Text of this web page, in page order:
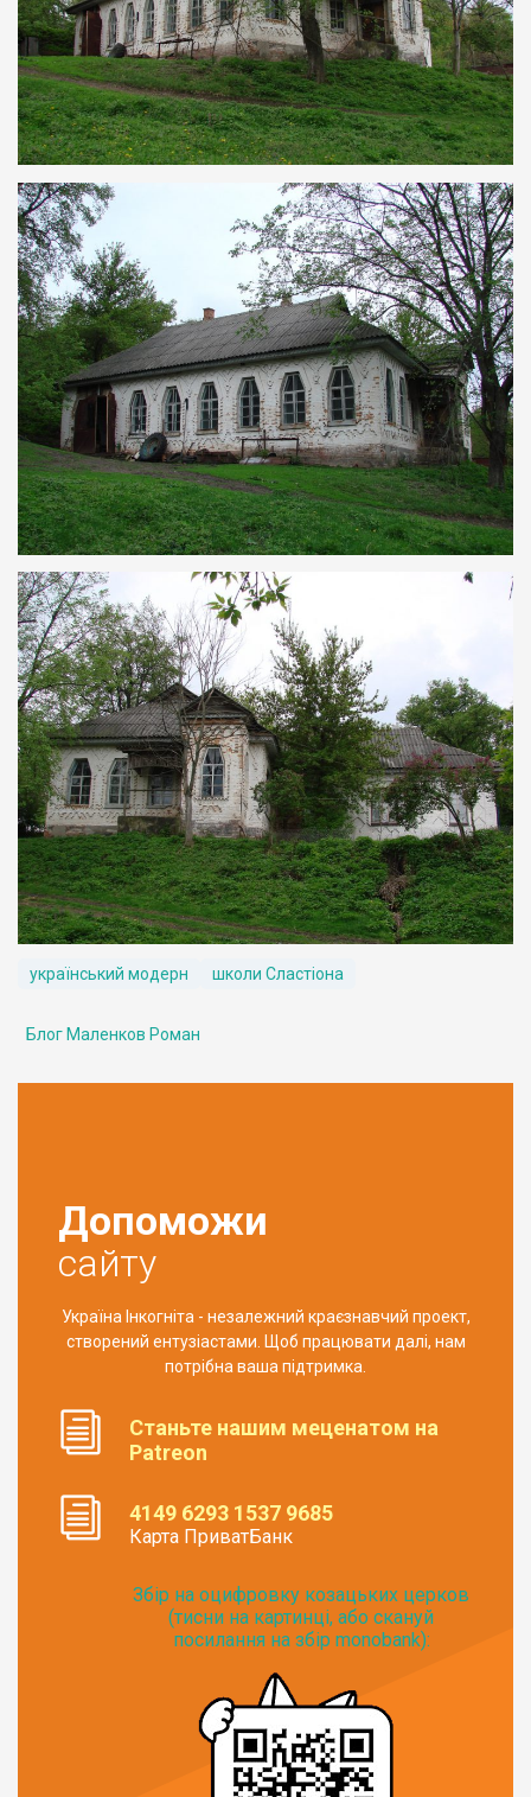
український модерн школи Сластіона
Блог Маленков Роман
Допоможи
сайту
Україна Інкогніта - незалежний краєзнавчий проект,
створений ентузіастами. Щоб працювати далі, нам
потрібна ваша підтримка.
Станьте нашим меценатом на
Patreon
4149 6293 1537 9685
Карта ПриватБанк
Збір на оцифровку козацьких церков
(тисни на картинці, або скануй
посилання на збір monobank):